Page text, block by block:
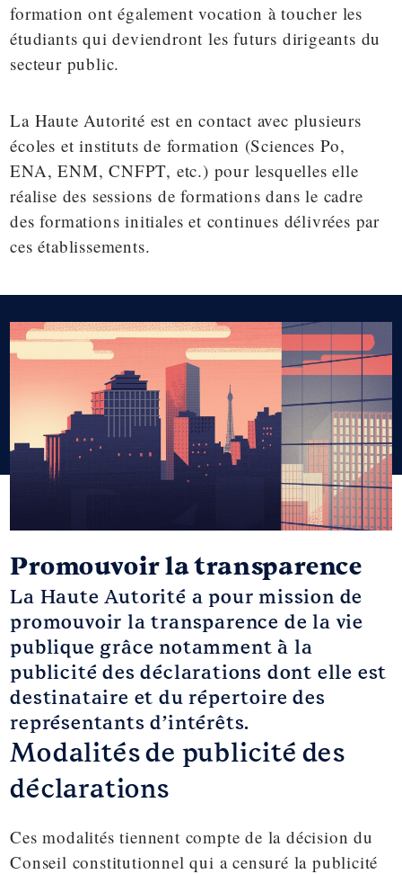
formation ont également vocation à toucher les
étudiants qui deviendront les futurs dirigeants du
secteur public.
La Haute Autorité est en contact avec plusieurs
écoles et instituts de formation (Sciences Po,
ENA, ENM, CNFPT, etc.) pour lesquelles elle
réalise des sessions de formations dans le cadre
des formations initiales et continues délivrées par
ces établissements.
Promouvoir la transparence
La Haute Autorité a pour mission de
promouvoir la transparence de la vie
publique grâce notamment à la
publicité des déclarations dont elle est
destinataire et du répertoire des
représentants d’intérêts.
Modalités de publicité des
déclarations
Ces modalités tiennent compte de ladécision du
Conseil constitutionnel qui a censuré la publicité